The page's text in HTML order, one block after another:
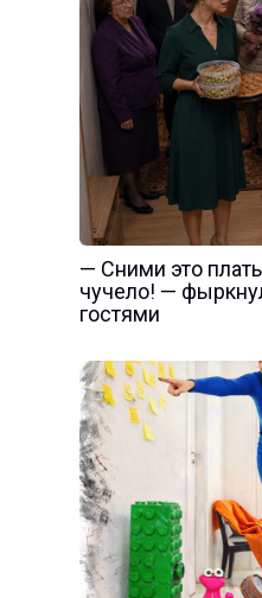
— Сними это
чучело! —
гостями